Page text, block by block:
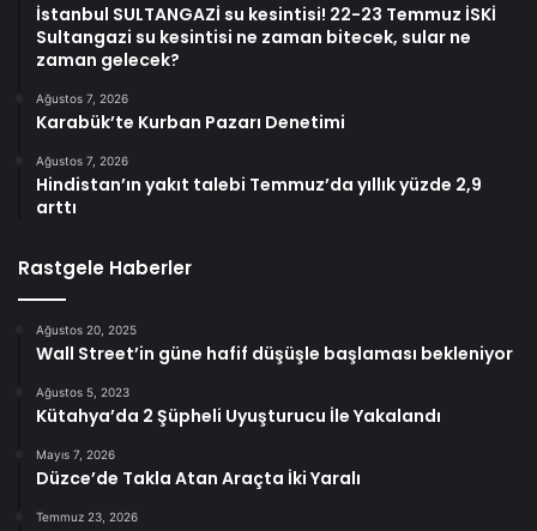
İstanbul SULTANGAZİ su kesintisi! 22-23 Temmuz İSKİ
Sultangazi su kesintisi ne zaman bitecek, sular ne
zaman gelecek?
Ağustos 7, 2026
Karabük’te Kurban Pazarı Denetimi
Ağustos 7, 2026
Hindistan’ın yakıt talebi Temmuz’da yıllık yüzde 2,9
arttı
Rastgele Haberler
Ağustos 20, 2025
Wall Street’in güne hafif düşüşle başlaması bekleniyor
Ağustos 5, 2023
Kütahya’da 2 Şüpheli Uyuşturucu İle Yakalandı
Mayıs 7, 2026
Düzce’de Takla Atan Araçta İki Yaralı
Temmuz 23, 2026